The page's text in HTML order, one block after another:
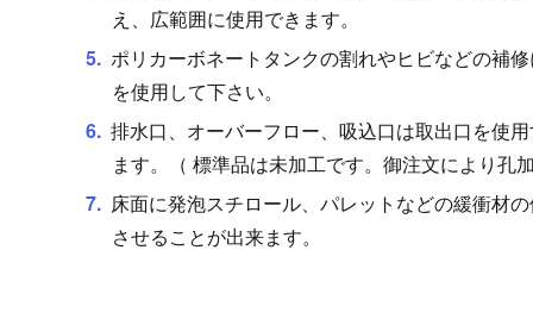
え、広範囲に使用できます。
ポリカーボネートタンクの割れやヒビなどの補
を使用して下さい。
排水口、オーバーフロー、吸込口は取出口を使
ます。（ 標準品は未加工です。御注文により孔
床面に発泡スチロール、パレットなどの緩衝材
させることが出来ます。